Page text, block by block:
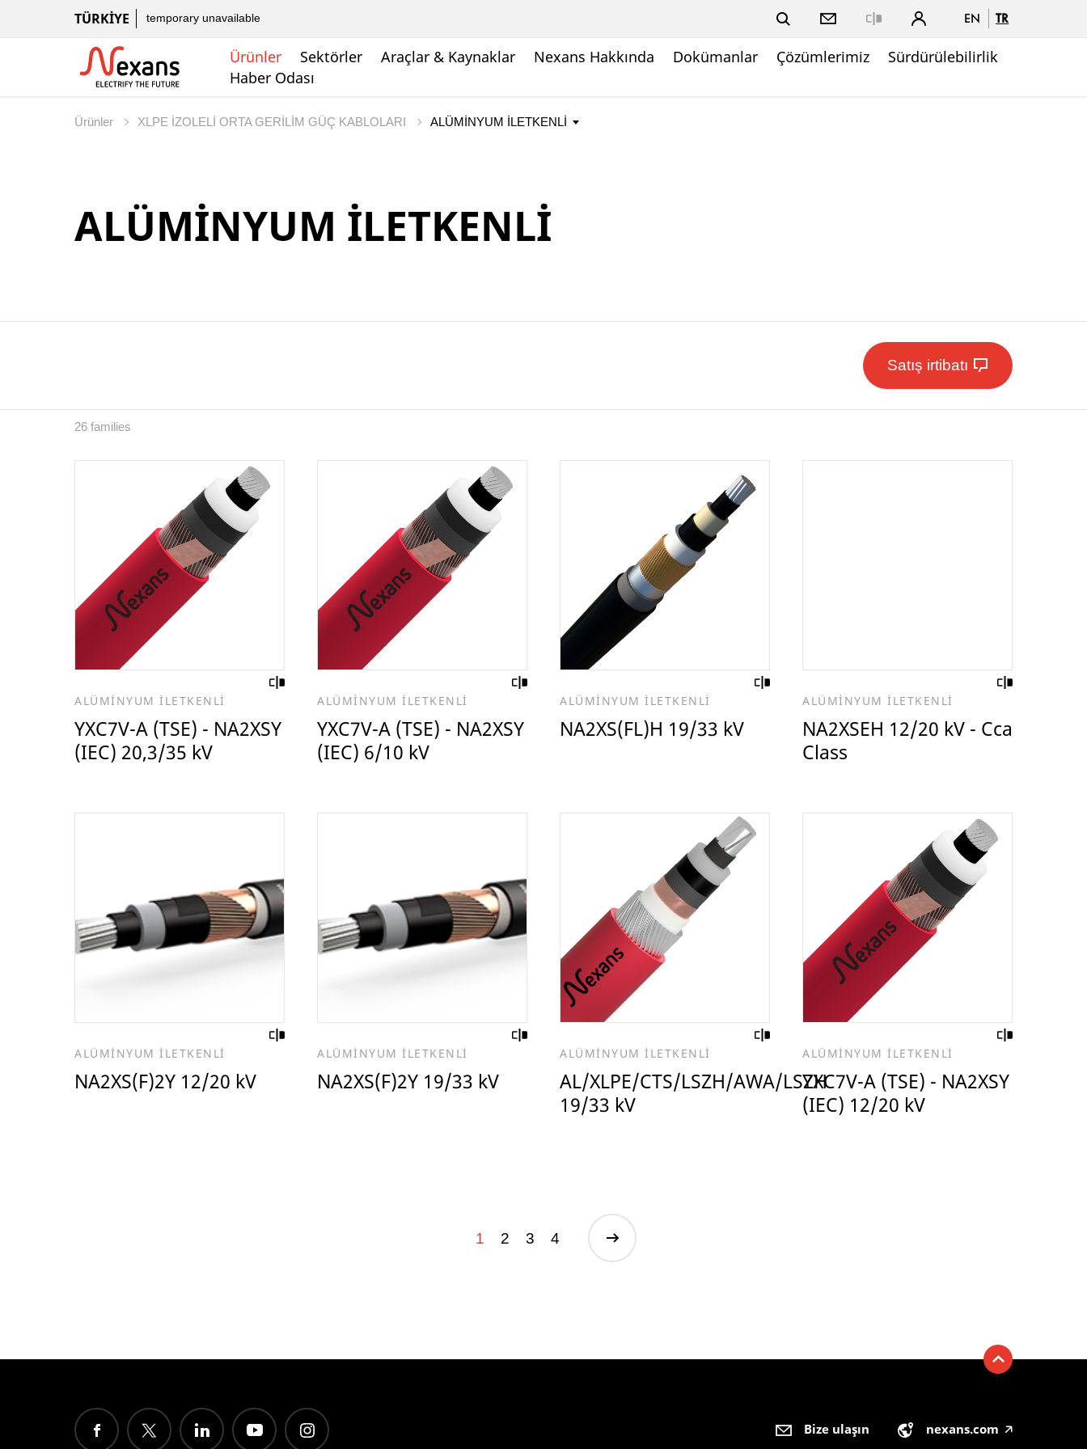
TÜRKIYE temporary unavailable EN TR
Ürünler Sektörler Araçlar & Kaynaklar Nexans Hakkında Dokümanlar Çözümlerimiz
Sürdürülebilirlik
Haber Odası
Ürünler XLPE İZOLELİ ORTA GERİLİM GÜÇ KABLOLARI
ALÜMİNYUM İLETKENLİ
Satış irtibatı
26 families
ALÜMİNYUM İLETKENLİ
YXC7V-A (TSE) - NA2XSY
(IEC) 20,3/35 kV
ALÜMİNYUM İLETKENLİ
YXC7V-A (TSE) - NA2XSY
(IEC) 6/10 kV
ALÜMİNYUM İLETKENLİ
NA2XS(FL)H 19/33 kV
ALÜMİNYUM İLETKENLİ
NA2XSEH 12/20 kV - Cca
Class
ALÜMİNYUM İLETKENLİ
NA2XS(F)2Y 12/20 kV
ALÜMİNYUM İLETKENLİ
NA2XS(F)2Y 19/33 kV
ALÜMİNYUM İLETKENLİ
AL/XLPE/CTS/LSZH/AWA/LSZH
19/33 kV
ALÜMİNYUM İLETKENLİ
YXC7V-A (TSE) - NA2XSY
(IEC) 12/20 kV
1 2 3 4
Bize ulaşın nexans.com 🡥